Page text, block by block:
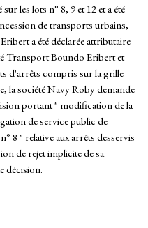
les lots n° 8, 9 et 12 et a été
de transports urbains,
a été déclarée attributaire
Transport Boundo Eribert et
d'arrêts compris sur la grille
la société Navy Roby demande
portant " modification de la
de service public de
8 " relative aux arrêts desservis
de rejet implicite de sa
décision.